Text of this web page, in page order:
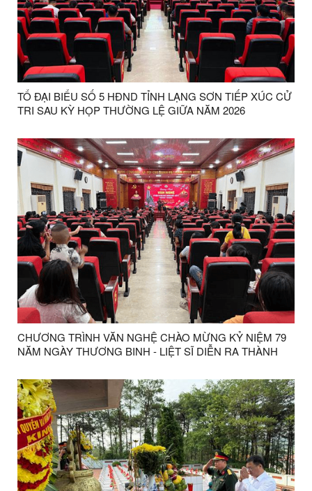
TỔ ĐẠI BIỂU SỐ 5 HĐND TỈNH LẠNG SƠN TIẾP XÚC CỬ
TRI SAU KỲ HỌP THƯỜNG LỆ GIỮA NĂM 2026
CHƯƠNG TRÌNH VĂN NGHỆ CHÀO MỪNG KỶ NIỆM 79
NĂM NGÀY THƯƠNG BINH - LIỆT SĨ DIỄN RA THÀNH